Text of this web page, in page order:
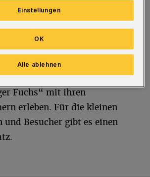
sowie die Besichtigung des
„Haus 4“, das aufwendig
man aus nächster Nähe
und die Schafe der gefährdeten
Fuchs“ mit ihren
erleben. Für die kleinen
und Besucher gibt es einen
Einstellungen
Alle ablehnen
OK